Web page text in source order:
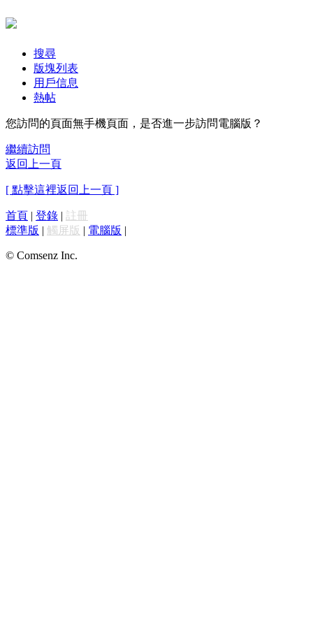
搜尋
版塊列表
用戶信息
熱帖
您訪問的頁面無手機頁面，是否進一步訪問電腦版？
繼續訪問
返回上一頁
[ 點擊這裡返回上一頁 ]
首頁 | 登錄 | 註冊
標準版 | 觸屏版 | 電腦版 |
© Comsenz Inc.